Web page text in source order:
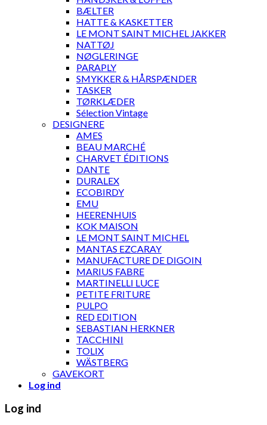
BÆLTER
HATTE & KASKETTER
LE MONT SAINT MICHEL JAKKER
NATTØJ
NØGLERINGE
PARAPLY
SMYKKER & HÅRSPÆNDER
TASKER
TØRKLÆDER
Sélection Vintage
DESIGNERE
AMES
BEAU MARCHÉ
CHARVET ÉDITIONS
DANTE
DURALEX
ECOBIRDY
EMU
HEERENHUIS
KOK MAISON
LE MONT SAINT MICHEL
MANTAS EZCARAY
MANUFACTURE DE DIGOIN
MARIUS FABRE
MARTINELLI LUCE
PETITE FRITURE
PULPO
RED EDITION
SEBASTIAN HERKNER
TACCHINI
TOLIX
WÄSTBERG
GAVEKORT
Log ind
Log ind